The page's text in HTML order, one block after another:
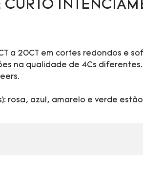
CURTO
a 20CT em cortes redondos e
na qualidade de 4Cs diferentes.
rosa, azul, amarelo e verde